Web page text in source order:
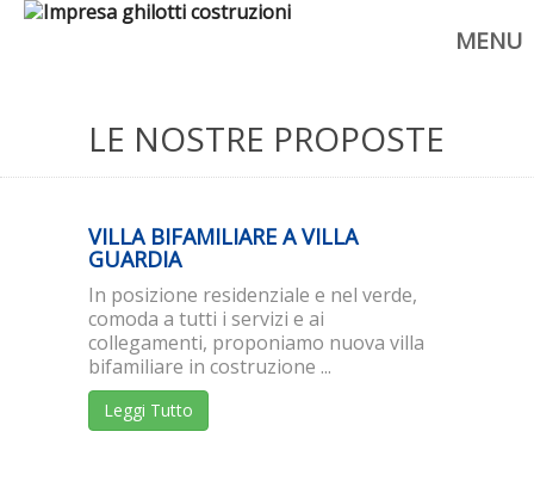
LE NOSTRE PROPOSTE
VILLA BIFAMILIARE A VILLA
GUARDIA
In posizione residenziale e nel verde,
comoda a tutti i servizi e ai
collegamenti, proponiamo nuova villa
bifamiliare in costruzione ...
Leggi Tutto
MENU